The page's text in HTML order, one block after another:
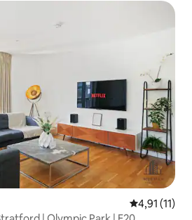
4,91 av 5 i
4,91 (11)